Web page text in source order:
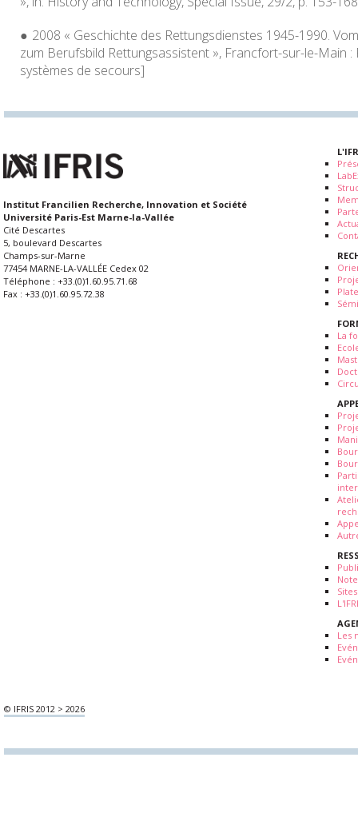
2008 « Geschichte des Rettungsdienstes 1945-1990.
zum Berufsbild Rettungsassistent », Francfort-sur-le-Main
systèmes de secours]
Institut Francilien Recherche, Innovation et Société
Université Paris-Est Marne-la-Vallée
Cité Descartes
5, boulevard Descartes
Champs-sur-Marne
77454 MARNE-LA-VALLÉE Cedex 02
Téléphone : +33.(0)1.60.95.71.68
Fax : +33.(0)1.60.95.72.38
La
Les
© IFRIS 2012 > 2026